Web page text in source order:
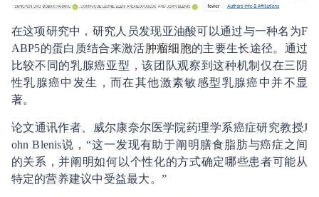
在这项研究中，研究人员发现亚油酸可以通过与一种名为F
ABP5的蛋白质结合来激活肿瘤细胞的主要生长途径。通过
比较不同的乳腺癌亚型，该团队观察到这种机制仅在三阴
性乳腺癌中发生，而在其他激素敏感型乳腺癌中并不显
著。
论文通讯作者、威尔康奈尔医学院药理学系癌症研究教授J
ohn Blenis说，“这一发现有助于阐明膳食脂肪与癌症之间
的关系，并阐明如何以个性化的方式确定哪些患者可能从
特定的营养建议中受益最大。”